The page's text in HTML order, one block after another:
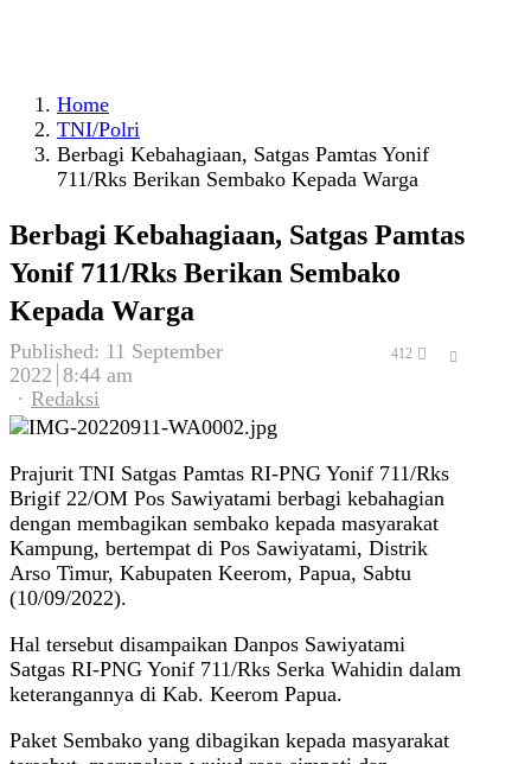
Home
TNI/Polri
Berbagi Kebahagiaan, Satgas Pamtas Yonif
711/Rks Berikan Sembako Kepada Warga
Berbagi Kebahagiaan, Satgas Pamtas
Yonif 711/Rks Berikan Sembako
Kepada Warga
Published: 11 September
2022 8:44 am
Author
Redaksi
412
Share
Prajurit TNI Satgas Pamtas RI-PNG Yonif 711/Rks
Brigif 22/OM Pos Sawiyatami berbagi kebahagian
dengan membagikan sembako kepada masyarakat
Kampung, bertempat di Pos Sawiyatami, Distrik
Arso Timur, Kabupaten Keerom, Papua, Sabtu
(10/09/2022).
Hal tersebut disampaikan Danpos Sawiyatami
Satgas RI-PNG Yonif 711/Rks Serka Wahidin dalam
keterangannya di Kab. Keerom Papua.
Paket Sembako yang dibagikan kepada masyarakat